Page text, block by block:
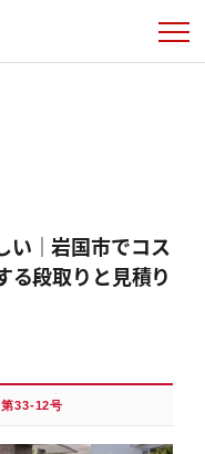
い｜岩国市でコス
る段取りと見積り
第33-12号